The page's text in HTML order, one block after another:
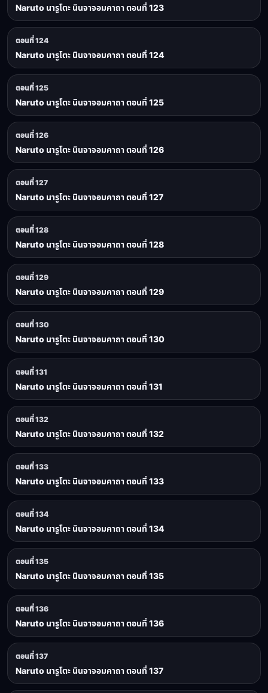
Naruto นารูโตะ นินจาจอมคาถา ตอนที่ 123
ตอนที่ 124
Naruto นารูโตะ นินจาจอมคาถา ตอนที่ 124
ตอนที่ 125
Naruto นารูโตะ นินจาจอมคาถา ตอนที่ 125
ตอนที่ 126
Naruto นารูโตะ นินจาจอมคาถา ตอนที่ 126
ตอนที่ 127
Naruto นารูโตะ นินจาจอมคาถา ตอนที่ 127
ตอนที่ 128
Naruto นารูโตะ นินจาจอมคาถา ตอนที่ 128
ตอนที่ 129
Naruto นารูโตะ นินจาจอมคาถา ตอนที่ 129
ตอนที่ 130
Naruto นารูโตะ นินจาจอมคาถา ตอนที่ 130
ตอนที่ 131
Naruto นารูโตะ นินจาจอมคาถา ตอนที่ 131
ตอนที่ 132
Naruto นารูโตะ นินจาจอมคาถา ตอนที่ 132
ตอนที่ 133
Naruto นารูโตะ นินจาจอมคาถา ตอนที่ 133
ตอนที่ 134
Naruto นารูโตะ นินจาจอมคาถา ตอนที่ 134
ตอนที่ 135
Naruto นารูโตะ นินจาจอมคาถา ตอนที่ 135
ตอนที่ 136
Naruto นารูโตะ นินจาจอมคาถา ตอนที่ 136
ตอนที่ 137
Naruto นารูโตะ นินจาจอมคาถา ตอนที่ 137